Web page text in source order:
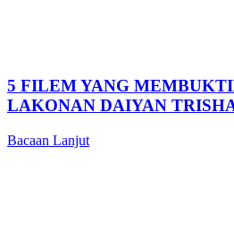
5 FILEM YANG
LAKONAN DAIYAN
Bacaan Lanjut